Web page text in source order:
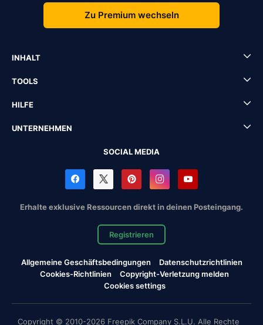
Zu Premium wechseln
INHALT
TOOLS
HILFE
UNTERNEHMEN
SOCIAL MEDIA
Erhalte exklusive Ressourcen direkt in deinen Posteingang.
Registrieren
Allgemeine Geschäftsbedingungen
Datenschutzrichtlinien
Cookies-Richtlinien
Copyright-Verletzung melden
Cookies settings
Copyright © 2010-2026 Freepik Company S.L.U. Alle Rechte